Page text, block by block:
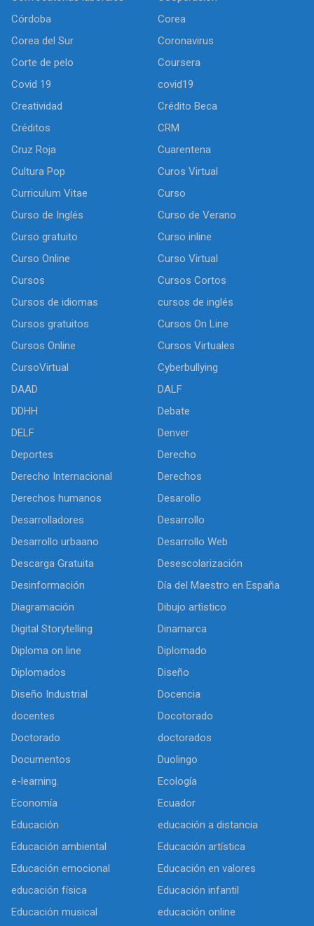
Córdoba
Corea
Corea del Sur
Coronavirus
Corte de pelo
Coursera
Covid 19
covid19
Creatividad
Crédito Beca
Créditos
CRM
Cruz Roja
Cuarentena
Cultura Pop
Curos Virtual
Curriculum Vitae
Curso
Curso de Inglés
Curso de Verano
Curso gratuito
Curso inline
Curso Online
Curso Virtual
Cursos
Cursos Cortos
Cursos de idiomas
cursos de inglés
Cursos gratuitos
Cursos On Line
Cursos Online
Cursos Virtuales
CursoVirtual
Cyberbullying
DAAD
DALF
DDHH
Debate
DELF
Denver
Deportes
Derecho
Derecho Internacional
Derechos
Derechos humanos
Desarollo
Desarrolladores
Desarrollo
Desarrollo urbaano
Desarrollo Web
Descarga Gratuita
Desescolarización
Desinformación
Día del Maestro en España
Diagramación
Dibujo artìstico
Digital Storytelling
Dinamarca
Diploma on line
Diplomado
Diplomados
Diseño
Diseño Industrial
Docencia
docentes
Docotorado
Doctorado
doctorados
Documentos
Duolingo
e-learning.
Ecología
Economía
Ecuador
Educación
educación a distancia
Educación ambiental
Educación artística
Educación emocional
Educación en valores
educación física
Educación infantil
Educación musical
educación online